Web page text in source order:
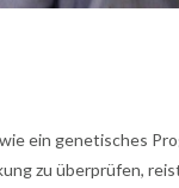
ein genetisches
zu überprüfen,